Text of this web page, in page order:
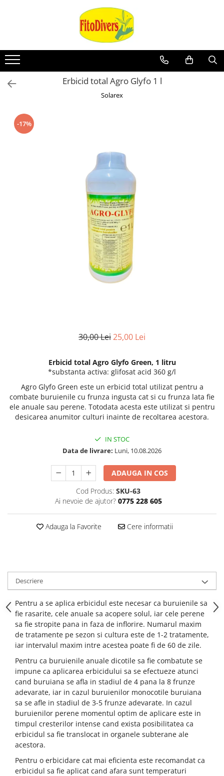
Erbicid total Agro Glyfo 1 l
Solarex
-17%
30,00 Lei25,00 Lei
Erbicid total Agro Glyfo Green, 1 litru
*substanta activa: glifosat acid 360 g/l
Agro Glyfo Green este un erbicid total utilizat pentru a
combate buruienile cu frunza ingusta cat si cu frunza lata fie
ele anuale sau perene. Totodata acesta este utilizat si pentru
desicarea anumitor culturi inainte de recoltarea acestora.
IN STOC
Data de livrare: Luni, 10.08.2026
ADAUGA IN COS
Cod Produs: SKU-63
Ai nevoie de ajutor? 0775 228 605
Adauga la Favorite Cere informatii
Descriere
Pentru a se aplica erbicidul este necesar ca buruienile sa
fie rasarite, cele anuale sa acopere solul, iar cele perene
sa fie stropite pana in faza de inflorire. Numarul maxim
de tratamente pe sezon si cultura este de 1-2 tratamente,
iar intervalul maxim intre acestea poate fi de 60 de zile.
Pentru ca buruienile anuale dicotile sa fie combatute se
impune ca aplicarea erbicidului sa se efectueze atunci
cand buruiana se afla in stadiul de 4 pana la 8 frunze
adevarate, iar in cazul buruienilor monocotile buruiana
sa se afle in stadiul de 3-5 frunze adevarate. In cazul
buruienilor perene momentul optim de aplicare este in
timpul cresterilor intense cand exista posibilitatea ca
erbicidul sa fie translocat in organele subterane ale
acestora.
Pentru o erbicidare cat mai eficienta este recomandat ca
erbicidul sa fie aplicat cand afara sunt temperaturi